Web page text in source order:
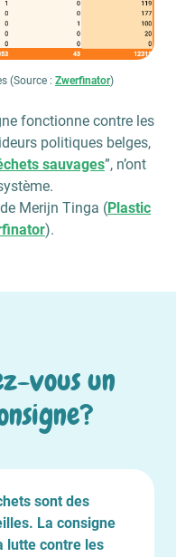
(Source : Zwerfinator)
fonctionne contre les
politiques belges,
sauvages”, n’ont
Merijn Tinga (Plastic
).
vous un
les jours sans souci et
avoir un sac rempli de
souhait pour demain."